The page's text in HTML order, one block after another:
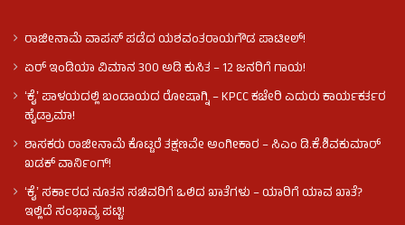
ರಾಜೀನಾಮೆ ವಾಪಸ್ ಪಡೆದ ಯಶವಂತರಾಯಗೌಡ ಪಾಟೀಲ್‌!
ಏರ್ ಇಂಡಿಯಾ ವಿಮಾನ 300 ಅಡಿ ಕುಸಿತ – 12 ಜನರಿಗೆ ಗಾಯ!
ʻಕೈʼ​ ಪಾಳಯದಲ್ಲಿ ಬಂಡಾಯದ ರೋಷಾಗ್ನಿ – KPCC ಕಚೇರಿ ಎದುರು ಕಾರ್ಯಕರ್ತರ
ಹೈಡ್ರಾಮಾ!
ಶಾಸಕರು ರಾಜೀನಾಮೆ ಕೊಟ್ಟರೆ ತಕ್ಷಣವೇ ಅಂಗೀಕಾರ – ಸಿಎಂ ಡಿ.ಕೆ.ಶಿವಕುಮಾರ್
ಖಡಕ್ ವಾರ್ನಿಂಗ್!
ʻಕೈʼ ಸರ್ಕಾರದ ನೂತನ ಸಚಿವರಿಗೆ ಒಲಿದ ಖಾತೆಗಳು – ಯಾರಿಗೆ ಯಾವ ಖಾತೆ?
ಇಲ್ಲಿದೆ ಸಂಭಾವ್ಯ ಪಟ್ಟಿ!